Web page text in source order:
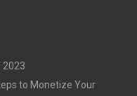
2023
to Monetize Your